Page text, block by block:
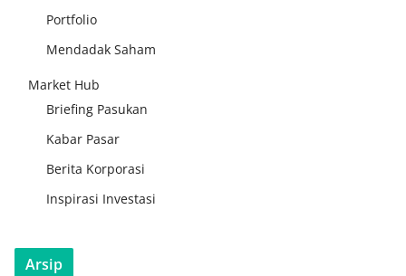
Portfolio
Mendadak Saham
Market Hub
Briefing Pasukan
Kabar Pasar
Berita Korporasi
Inspirasi Investasi
Arsip